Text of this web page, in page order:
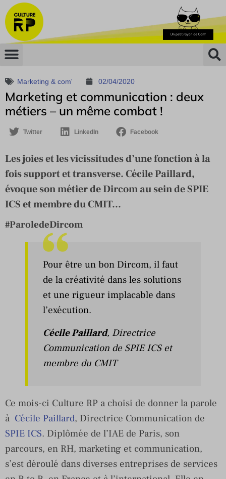
Marketing & com' 02/04/2020
Marketing et communication : deux
métiers – un même combat !
Twitter LinkedIn Facebook
Les joies et les vicissitudes d’une fonction à la
fois support et transverse. Cécile Paillard,
évoque son métier de Dircom au sein de SPIE
ICS et membre du CMIT...
#ParoledeDircom
Pour être un bon Dircom, il faut
de la créativité dans les solutions
et une rigueur implacable dans
l’exécution.
Cécile Paillard, Directrice
Communication de SPIE ICSet
membre du CMIT
Ce mois-ci Culture RP a choisi de donner la parole
à Cécile Paillard, Directrice Communication de
SPIE ICS. Diplômée de l’IAE de Paris, son
parcours, en RH, marketing et communication,
s’est déroulé dans diverses entreprises de services